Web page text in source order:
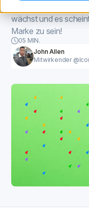
Werbung geht?
wächst und es
Marke zu sein!
05 MIN.
John Allen
Mitwirkender